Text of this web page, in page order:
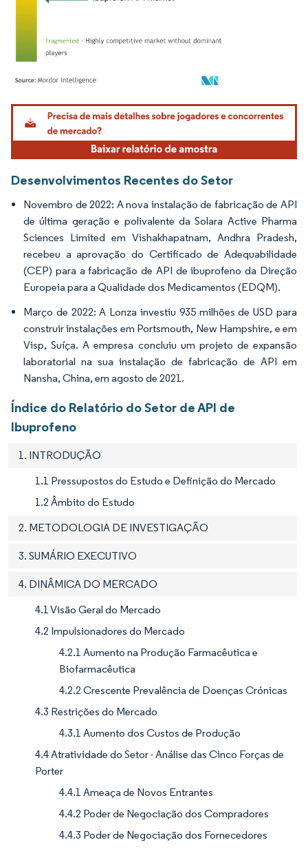
Imagem © Mordor Intelligence. O reuso requer atribuição conforme CC BY 4.0.
Desenvolvimentos Recentes do Setor
Novembro de 2022: A nova instalação de fabricação de API
de última geração e polivalente da Solara Active Pharma
Sciences Limited em Vishakhapatnam, Andhra Pradesh,
recebeu a aprovação do Certificado de Adequabilidade
(CEP) para a fabricação de API de ibuprofeno da Direção
Europeia para a Qualidade dos Medicamentos (EDQM).
Março de 2022: A Lonza investiu 935 milhões de USD para
construir instalações em Portsmouth, New Hampshire, e em
Visp, Suíça. A empresa concluiu um projeto de expansão
laboratorial na sua instalação de fabricação de API em
Nansha, China, em agosto de 2021.
Índice do Relatório do Setor de API de
Ibuprofeno
1. INTRODUÇÃO
1.1 Pressupostos do Estudo e Definição do Mercado
1.2 Âmbito do Estudo
2. METODOLOGIA DE INVESTIGAÇÃO
3. SUMÁRIO EXECUTIVO
4. DINÂMICA DO MERCADO
4.1 Visão Geral do Mercado
4.2 Impulsionadores do Mercado
4.2.1 Aumento na Produção Farmacêutica e
Biofarmacêutica
4.2.2 Crescente Prevalência de Doenças Crónicas
4.3 Restrições do Mercado
4.3.1 Aumento dos Custos de Produção
4.4 Atratividade do Setor - Análise das Cinco Forças de
Porter
4.4.1 Ameaça de Novos Entrantes
4.4.2 Poder de Negociação dos Compradores
4.4.3 Poder de Negociação dos Fornecedores